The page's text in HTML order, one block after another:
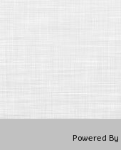
Powered By